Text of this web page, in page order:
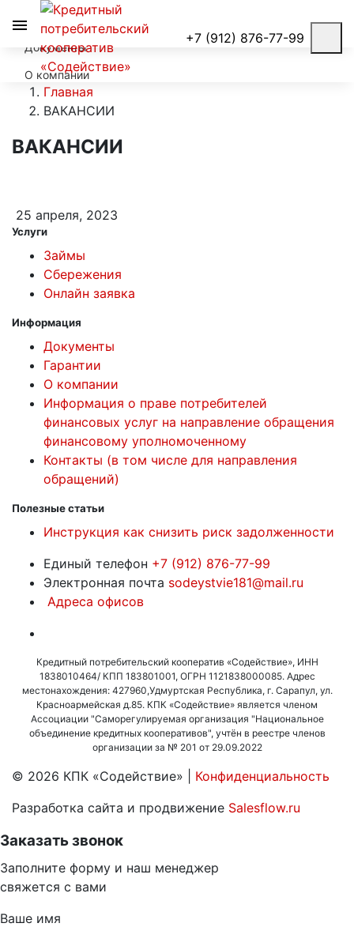
Условия займов
Документы
О компании
+7 (912) 876-77-99
Главная
ВАКАНСИИ
ВАКАНСИИ
25 апреля, 2023
Услуги
Займы
Сбережения
Онлайн заявка
Информация
Документы
Гарантии
О компании
Информация о праве потребителей
финансовых услуг на направление обращения
финансовому уполномоченному
Контакты (в том числе для направления
обращений)
Полезные статьи
Инструкция как снизить риск задолженности
Единый телефон +7 (912) 876-77-99
Электронная почта sodeystvie181@mail.ru
Адреса офисов
Кредитный потребительский кооператив «Содействие», ИНН
1838010464/ КПП 183801001, ОГРН 1121838000085. Адрес
местонахождения: 427960,Удмуртская Республика, г. Сарапул, ул.
Красноармейская д.85. КПК «Содействие» является членом
Ассоциации "Саморегулируемая организация "Национальное
объединение кредитных кооперативов", учтён в реестре членов
организации за № 201 от 29.09.2022
© 2026 КПК «Содействие»
Конфиденциальность
Разработка сайта и продвижение Salesflow.ru
Заказать звонок
Заполните форму и наш менеджер
свяжется с вами
Ваше имя